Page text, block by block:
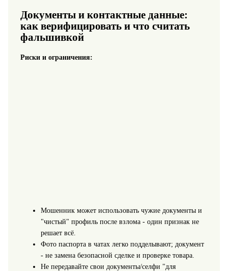
Документы и контактные данные:
как верифицировать и что считать
фальшивкой
Риски и ограничения:
Мошенник может использовать чужие документы и
"чистый" профиль после взлома - один признак не
решает всё.
Фото паспорта в чатах легко подделывают; документ
- не замена безопасной сделке и проверке товара.
Не передавайте свои документы/селфи "для